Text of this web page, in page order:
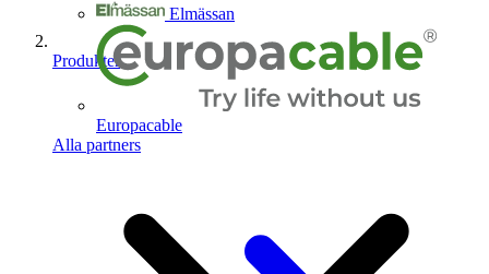
Elmässan
Europacable
Alla partners
Produkter